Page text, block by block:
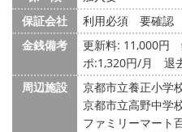
保証会社
利用必須 要確認
金銭備考
更新料: 11,000円
ポ:1,320円/月 退
周辺施設
京都市立養正小学
京都市立高野中学
ファミリーマート